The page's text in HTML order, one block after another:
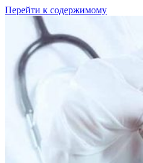
Перейти к содержимому